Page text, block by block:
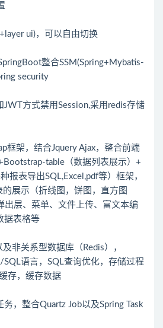
ui)，可以自由切换
整合SSM(Spring+Mybatis-
security
方式禁用Session,采用redis存储
框架，结合Jquery Ajax，整合前端
table（数据列表展示）+
报表导出SQL,Excel,pdf等）框架，
的展示（折线图，饼图，直方图
出层、菜单、文件上传、富文本编
据表格等
非关系型数据库（Redis），
语言，SQL查询优化，存储过程
存，缓存数据
，整合Quartz Job以及Spring Task